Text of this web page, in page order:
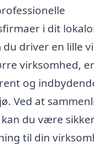
i dit
du driver en lille
virksomhed,
og
Ved at
du være
til din